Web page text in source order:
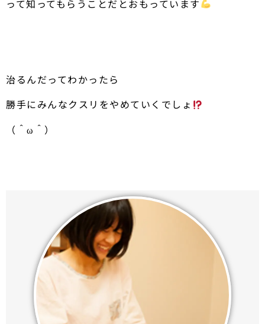
って知ってもらうことだとおもっています
治るんだってわかったら
勝手にみんなクスリをやめていくでしょ
（＾ω＾）